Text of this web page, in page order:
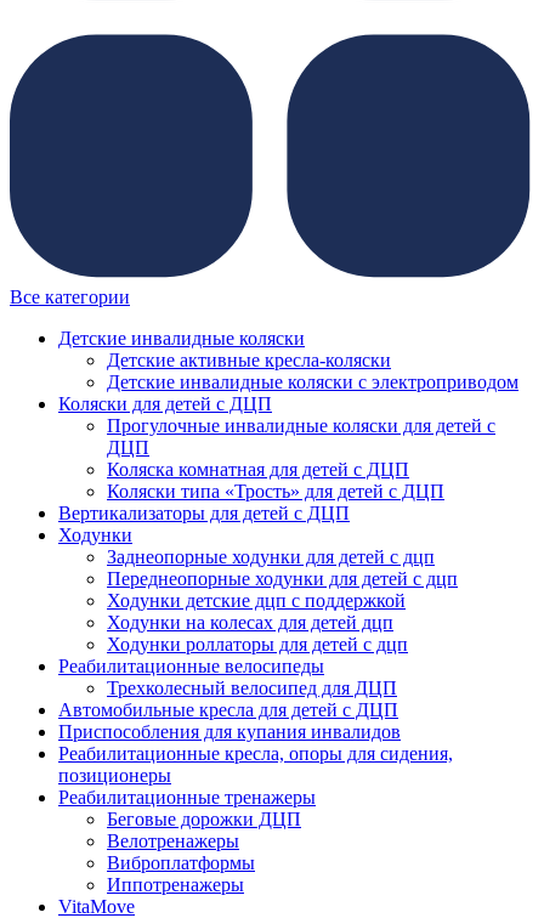
Все категории
Детские инвалидные коляски
Детские активные кресла-коляски
Детские инвалидные коляски с электроприводом
Коляски для детей с ДЦП
Прогулочные инвалидные коляски для детей с
ДЦП
Коляска комнатная для детей с ДЦП
Коляски типа «Трость» для детей с ДЦП
Вертикализаторы для детей с ДЦП
Ходунки
Заднеопорные ходунки для детей с дцп
Переднеопорные ходунки для детей с дцп
Ходунки детские дцп с поддержкой
Ходунки на колесах для детей дцп
Ходунки роллаторы для детей с дцп
Реабилитационные велосипеды
Трехколесный велосипед для ДЦП
Автомобильные кресла для детей с ДЦП
Приспособления для купания инвалидов
Реабилитационные кресла, опоры для сидения,
позиционеры
Реабилитационные тренажеры
Беговые дорожки ДЦП
Велотренажеры
Виброплатформы
Иппотренажеры
VitaMove